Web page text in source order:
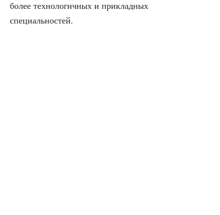
более технологичных и прикладных
специальностей.